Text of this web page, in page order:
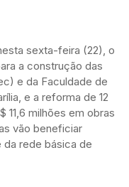
sexta-feira (22), o
a construção das
e da Faculdade de
e a reforma de 12
11,6 milhões em obras
vão beneficiar
da rede básica de